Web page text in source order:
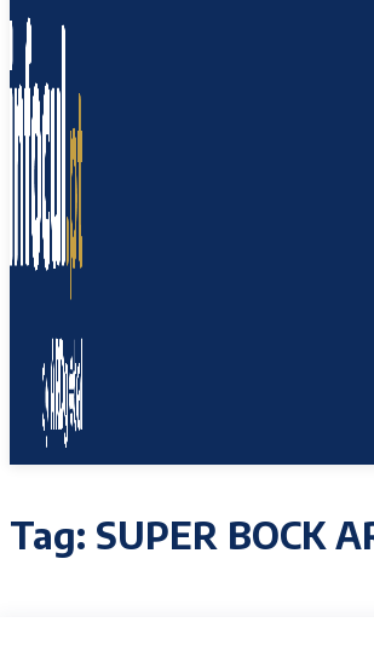
Tag: SUPER BOCK